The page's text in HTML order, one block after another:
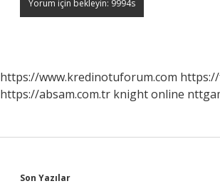
https://www.kredinotuforum.com
https://absam.com.tr knight online
Sidebar
Son Yazılar